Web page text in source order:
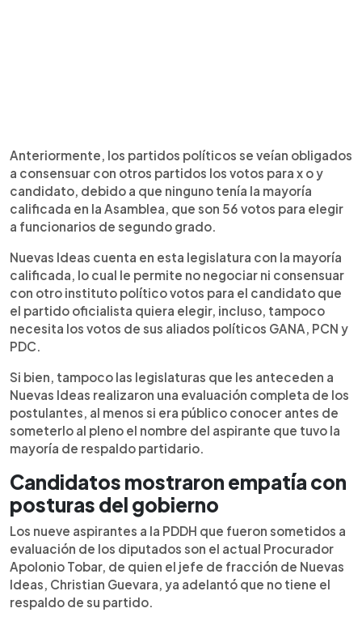
Anteriormente, los partidos políticos se veían obligados
a consensuar con otros partidos los votos para x o y
candidato, debido a que ninguno tenía la mayoría
calificada en la Asamblea, que son 56 votos para elegir
a funcionarios de segundo grado.
Nuevas Ideas cuenta en esta legislatura con la mayoría
calificada, lo cual le permite no negociar ni consensuar
con otro instituto político votos para el candidato que
el partido oficialista quiera elegir, incluso, tampoco
necesita los votos de sus aliados políticos GANA, PCN y
PDC.
Si bien, tampoco las legislaturas que les anteceden a
Nuevas Ideas realizaron una evaluación completa de los
postulantes, al menos si era público conocer antes de
someterlo al pleno el nombre del aspirante que tuvo la
mayoría de respaldo partidario.
Candidatos mostraron empatía con
posturas del gobierno
Los nueve aspirantes a la PDDH que fueron sometidos a
evaluación de los diputados son el actual Procurador
Apolonio Tobar, de quien el jefe de fracción de Nuevas
Ideas, Christian Guevara, ya adelantó que no tiene el
respaldo de su partido.